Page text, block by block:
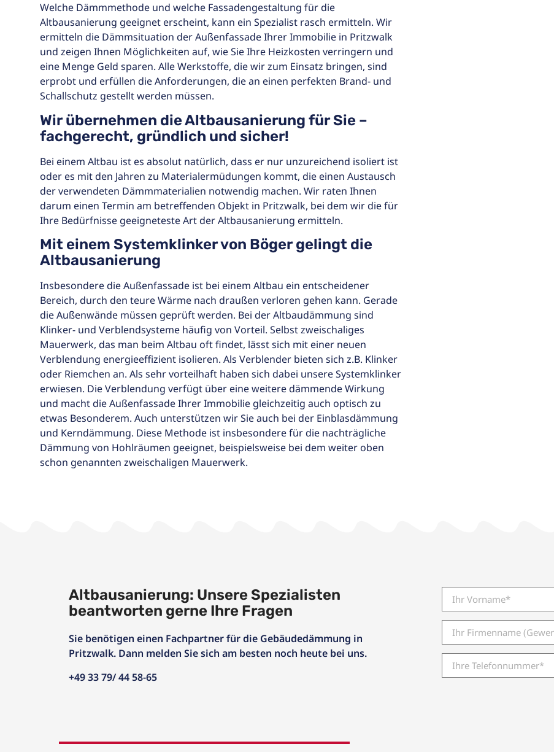
Welche Dämmmethode und welche Fassadengestaltung für die
Altbausanierung geeignet erscheint, kann ein Spezialist rasch ermitteln. Wir
ermitteln die Dämmsituation der Außenfassade Ihrer Immobilie in Pritzwalk
und zeigen Ihnen Möglichkeiten auf, wie Sie Ihre Heizkosten verringern und
eine Menge Geld sparen. Alle Werkstoffe, die wir zum Einsatz bringen, sind
erprobt und erfüllen die Anforderungen, die an einen perfekten Brand- und
Schallschutz gestellt werden müssen.
Wir übernehmen die Altbausanierung für Sie –
fachgerecht, gründlich und sicher!
Bei einem Altbau ist es absolut natürlich, dass er nur unzureichend isoliert ist
oder es mit den Jahren zu Materialermüdungen kommt, die einen Austausch
der verwendeten Dämmmaterialien notwendig machen. Wir raten Ihnen
darum einen Termin am betreffenden Objekt in Pritzwalk, bei dem wir die für
Ihre Bedürfnisse geeigneteste Art der Altbausanierung ermitteln.
Mit einem Systemklinker von Böger gelingt die
Altbausanierung
Insbesondere die Außenfassade ist bei einem Altbau ein entscheidener
Bereich, durch den teure Wärme nach draußen verloren gehen kann. Gerade
die Außenwände müssen geprüft werden. Bei der Altbaudämmung sind
Klinker- und Verblendsysteme häufig von Vorteil. Selbst zweischaliges
Mauerwerk, das man beim Altbau oft findet, lässt sich mit einer neuen
Verblendung energieeffizient isolieren. Als Verblender bieten sich z.B. Klinker
oder Riemchen an. Als sehr vorteilhaft haben sich dabei unsere Systemklinker
erwiesen. Die Verblendung verfügt über eine weitere dämmende Wirkung
und macht die Außenfassade Ihrer Immobilie gleichzeitig auch optisch zu
etwas Besonderem. Auch unterstützen wir Sie auch bei der Einblasdämmung
und Kerndämmung. Diese Methode ist insbesondere für die nachträgliche
Dämmung von Hohlräumen geeignet, beispielsweise bei dem weiter oben
schon genannten zweischaligen Mauerwerk.
Altbausanierung: Unsere Spezialisten
beantworten gerne Ihre Fragen
Sie benötigen einen Fachpartner für die Gebäudedämmung in
Pritzwalk. Dann melden Sie sich am besten noch heute bei uns.
+49 33 79/ 44 58-65